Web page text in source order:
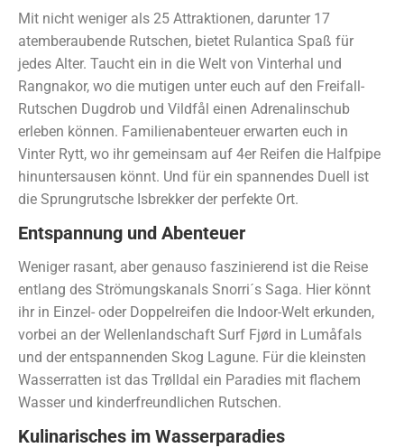
Mit nicht weniger als 25 Attraktionen, darunter 17
atemberaubende Rutschen, bietet Rulantica Spaß für
jedes Alter. Taucht ein in die Welt von Vinterhal und
Rangnakor, wo die mutigen unter euch auf den Freifall-
Rutschen Dugdrob und Vildfål einen Adrenalinschub
erleben können. Familienabenteuer erwarten euch in
Vinter Rytt, wo ihr gemeinsam auf 4er Reifen die Halfpipe
hinuntersausen könnt. Und für ein spannendes Duell ist
die Sprungrutsche Isbrekker der perfekte Ort.
Entspannung und Abenteuer
Weniger rasant, aber genauso faszinierend ist die Reise
entlang des Strömungskanals Snorri´s Saga. Hier könnt
ihr in Einzel- oder Doppelreifen die Indoor-Welt erkunden,
vorbei an der Wellenlandschaft Surf Fjørd in Lumåfals
und der entspannenden Skog Lagune. Für die kleinsten
Wasserratten ist das Trølldal ein Paradies mit flachem
Wasser und kinderfreundlichen Rutschen.
Kulinarisches im Wasserparadies